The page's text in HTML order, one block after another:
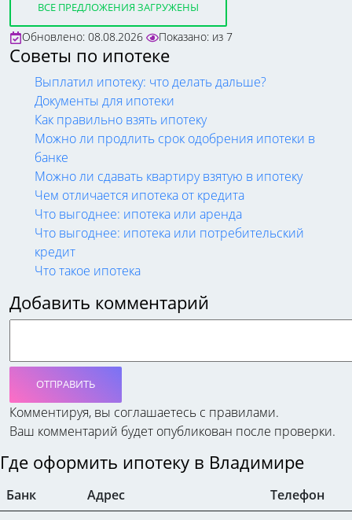
ВСЕ ПРЕДЛОЖЕНИЯ ЗАГРУЖЕНЫ
Обновлено: 08.08.2026 Показано: из 7
Советы по ипотеке
Выплатил ипотеку: что делать дальше?
Документы для ипотеки
Как правильно взять ипотеку
Можно ли продлить срок одобрения ипотеки в
банке
Можно ли сдавать квартиру взятую в ипотеку
Чем отличается ипотека от кредита
Что выгоднее: ипотека или аренда
Что выгоднее: ипотека или потребительский
кредит
Что такое ипотека
Добавить комментарий
ОТПРАВИТЬ
Комментируя, вы соглашаетесь c правилами.
Ваш комментарий будет опубликован после проверки.
Где оформить ипотеку в Владимире
Банк Адрес
Телефон